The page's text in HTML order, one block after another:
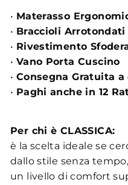
• Materasso
• Braccioli Arrotondati
• Rivestimento
• Vano Porta Cuscino
• Consegna Gratuita a
• Paghi anche in 12
Per chi è CLASSICA:
è la scelta ideale se
dallo stile senza
un livello di comfort